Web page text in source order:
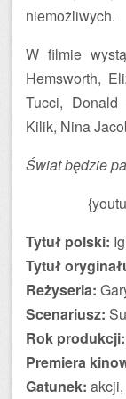
niemożliwych.
W filmie
Hemsworth,
Tucci, Donald
Kilik, Nina
Świat będzie
Tytuł polski:
Tytuł
Reżyseria:
Scenariusz:
Rok produkcji:
Premiera
Gatunek: